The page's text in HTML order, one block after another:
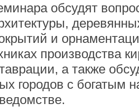
обсудят
и
производства
а также
городов с богатым